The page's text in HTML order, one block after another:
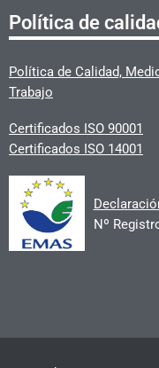
Política de
Política de Calidad,
Trabajo
Certificados ISO 90001
Certificados ISO 14001
Nº